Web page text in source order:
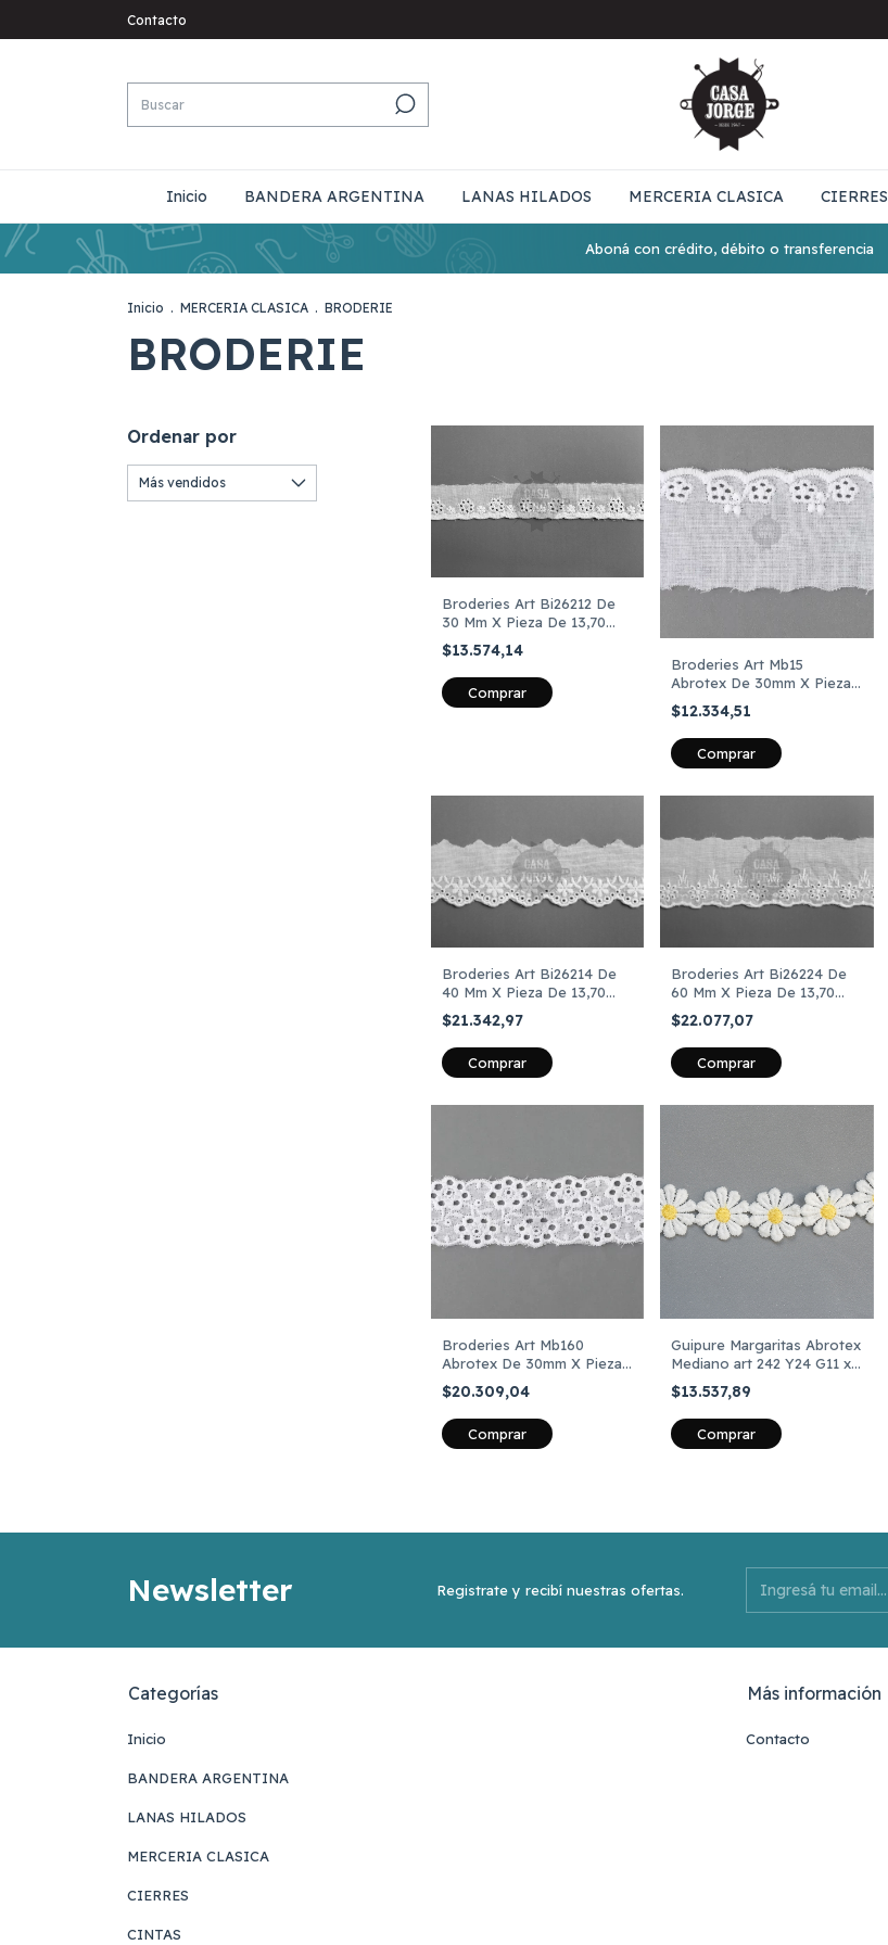
Contacto
Inicio BANDERA ARGENTINA LANAS HILADOS MERCERIA CLASICA CIERRES
Aboná con crédito, débito o transferencia
Inicio . MERCERIA CLASICA . BRODERIE
BRODERIE
Ordenar por
Broderies Art Bi26212 De
30 Mm X Pieza De 13,70
Metros
$13.574,14
Comprar
Broderies Art Mb15
Abrotex De 30mm X Pieza
De 13,70 Mts
$12.334,51
Comprar
Broderies Art Bi26214 De
40 Mm X Pieza De 13,70
Metros
$21.342,97
Comprar
Broderies Art Bi26224 De
60 Mm X Pieza De 13,70
Metros
$22.077,07
Comprar
Broderies Art Mb160
Abrotex De 30mm X Pieza
De 13,70 Mts
$20.309,04
Comprar
Guipure Margaritas Abrotex
Mediano art 242 Y24 G11 x
13.70 mts color Blanco y
Dorado
$13.537,89
Newsletter Registrate y recibí nuestras ofertas.
Categorías
Inicio
BANDERA ARGENTINA
LANAS HILADOS
MERCERIA CLASICA
CIERRES
CINTAS
Más información
Contacto